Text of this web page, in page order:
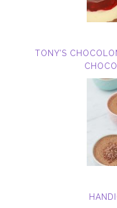
TONY’S